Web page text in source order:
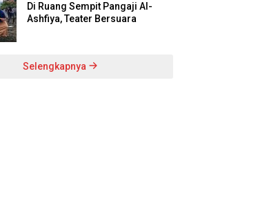
Di Ruang Sempit Pangaji Al-
Ashfiya, Teater Bersuara
Selengkapnya